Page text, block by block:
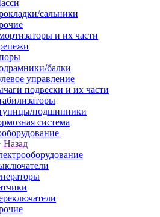
сальники
и их части
балки
управление
подвески и их части
подшипники
система
Назад